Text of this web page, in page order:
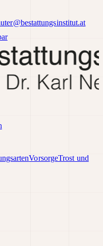
VorsorgeTrost und